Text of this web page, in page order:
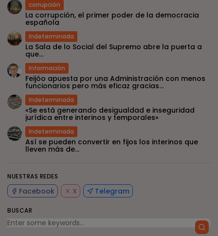
NUESTRAS REDES
Facebook X Telegram
BUSCAR
corrupción
La corrupción, el primer poder de la democracia
española
Indeterminada
La Sala de lo Social del Supremo abre la puerta a
que...
Información
Feijóo apuesta por una Administración con menos
funcionarios pero más eficaz gracias...
Indeterminada
«Se está generando desigualdad e inseguridad
jurídica entre interinos y temporales»
Indeterminada
Así se pueden convertir en fijos los interinos que
lleven más de...